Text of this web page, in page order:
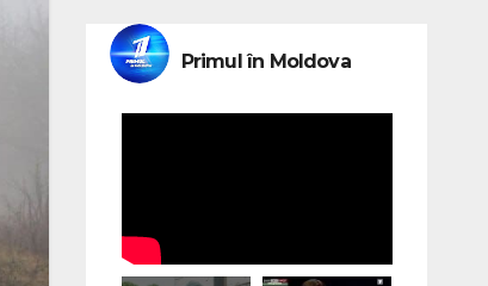
Primul în Moldova